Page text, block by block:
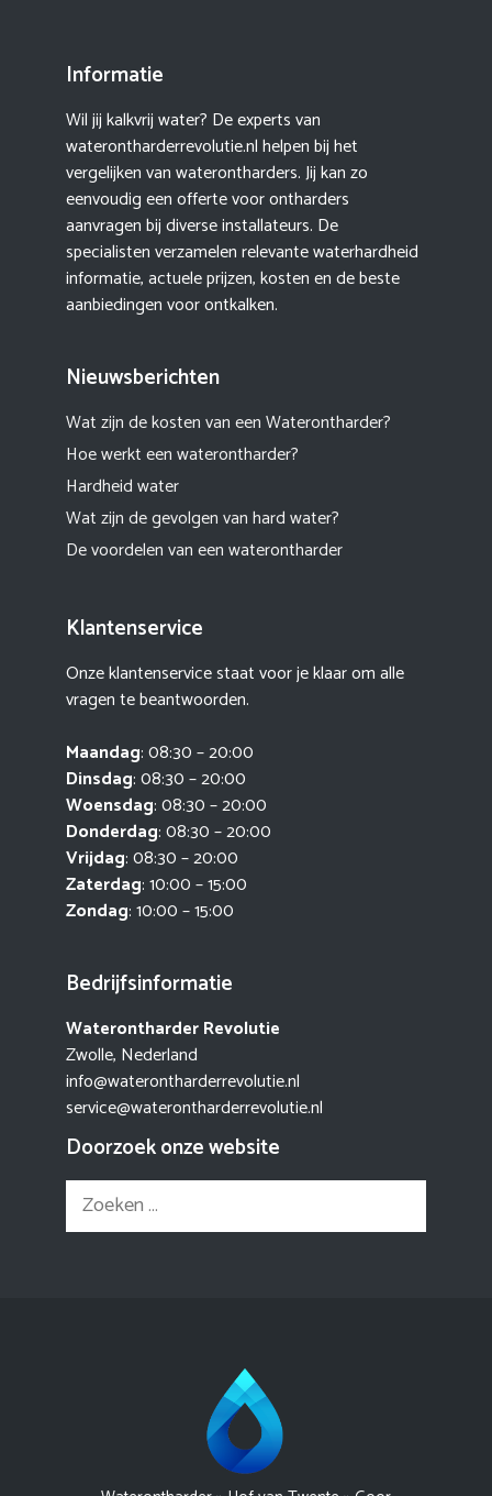
Informatie
Wil jij kalkvrij water? De experts van
waterontharderrevolutie.nl helpen bij het
vergelijken van waterontharders. Jij kan zo
eenvoudig een offerte voor ontharders
aanvragen bij diverse installateurs. De
specialisten verzamelen relevante waterhardheid
informatie, actuele prijzen, kosten en de beste
aanbiedingen voor ontkalken.
Nieuwsberichten
Wat zijn de kosten van een Waterontharder?
Hoe werkt een waterontharder?
Hardheid water
Wat zijn de gevolgen van hard water?
De voordelen van een waterontharder
Klantenservice
Onze klantenservice staat voor je klaar om alle
vragen te beantwoorden.
Maandag: 08:30 – 20:00
Dinsdag: 08:30 – 20:00
Woensdag: 08:30 – 20:00
Donderdag: 08:30 – 20:00
Vrijdag: 08:30 – 20:00
Zaterdag: 10:00 – 15:00
Zondag: 10:00 – 15:00
Bedrijfsinformatie
Waterontharder Revolutie
Zwolle, Nederland
info@waterontharderrevolutie.nl
service@waterontharderrevolutie.nl
Doorzoek onze website
Zoek
naar: